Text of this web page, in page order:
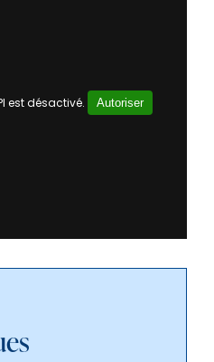
est désactivé. Autoriser